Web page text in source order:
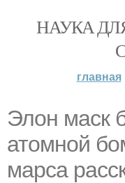
НАУКА
главная
Элон маск
атомной
марса